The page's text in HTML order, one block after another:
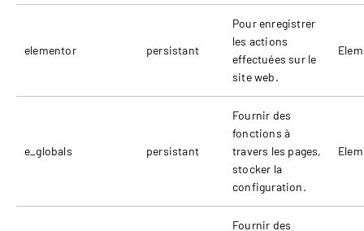
elementor persistant
Pour enregistrer
les actions
effectuées sur le
site web.
e_globals persistant
Fournir des
fonctions à
travers les pages,
stocker la
configuration.
Fournir des